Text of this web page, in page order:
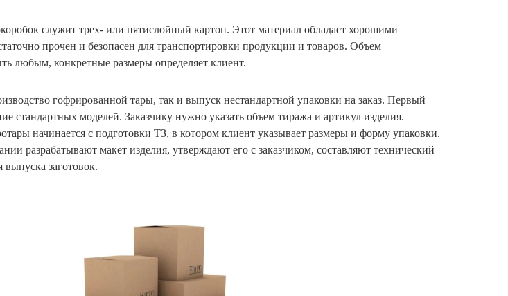
служит трех- или пятислойный картон. Этот материал обладает хорошими
прочен и безопасен для транспортировки продукции и товаров. Объем
любым, конкретные размеры определяет клиент.
гофрированной тары, так и выпуск нестандартной упаковки на заказ. Первый
стандартных моделей. Заказчику нужно указать объем тиража и артикул изделия.
начинается с подготовки ТЗ, в котором клиент указывает размеры и форму упаковки.
разрабатывают макет изделия, утверждают его с заказчиком, составляют технический
выпуска заготовок.